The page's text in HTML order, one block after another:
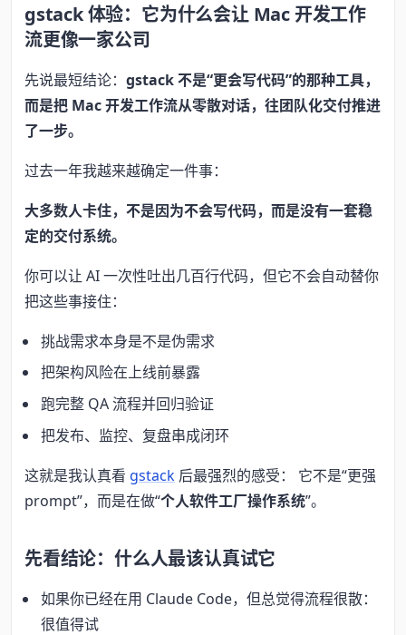
gstack 体验：它为什么会让 Mac 开发工作
流更像一家公司
先说最短结论： gstack 不是“更会写代码”的那种工具，
而是把 Mac 开发工作流从零散对话，往团队化交付推进
了一步。
过去一年我越来越确定一件事：
大多数人卡住，不是因为不会写代码，而是没有一套稳
定的交付系统。
你可以让 AI 一次性吐出几百行代码，但它不会自动替你
把这些事接住：
挑战需求本身是不是伪需求
把架构风险在上线前暴露
跑完整 QA 流程并回归验证
把发布、监控、复盘串成闭环
这就是我认真看 gstack 后最强烈的感受： 它不是“更强
prompt”，而是在做“个人软件工厂操作系统”。
先看结论：什么人最该认真试它
如果你已经在用 Claude Code，但总觉得流程很散：
很值得试